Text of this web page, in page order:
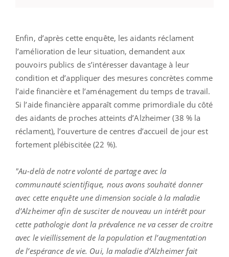
Enfin, d’après cette enquête, les aidants réclament
l’amélioration de leur situation, demandent aux
pouvoirs publics de s’intéresser davantage à leur
condition et d’appliquer des mesures concrètes comme
l’aide financière et l’aménagement du temps de travail.
Si l’aide financière apparaît comme primordiale du côté
des aidants de proches atteints d’Alzheimer (38 % la
réclament), l’ouverture de centres d’accueil de jour est
fortement plébiscitée (22 %).
"Au-delà de notre volonté de partage avec la
communauté scientifique, nous avons souhaité donner
avec cette enquête une dimension sociale à la maladie
d’Alzheimer afin de susciter de nouveau un intérêt pour
cette pathologie dont la prévalence ne va cesser de croitre
avec le vieillissement de la population et l’augmentation
de l’espérance de vie. Oui, la maladie d’Alzheimer fait